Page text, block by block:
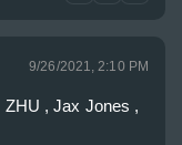
9/26/2021, 2:10 PM
ZHU , Jax Jones ,